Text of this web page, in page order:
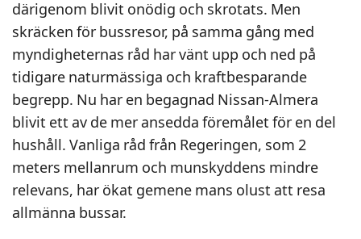
därigenom blivit onödig och skrotats. Men
skräcken för bussresor, på samma gång med
myndigheternas råd har vänt upp och ned på
tidigare naturmässiga och kraftbesparande
begrepp. Nu har en begagnad Nissan-Almera
blivit ett av de mer ansedda föremålet för en del
hushåll. Vanliga råd från Regeringen, som 2
meters mellanrum och munskyddens mindre
relevans, har ökat gemene mans olust att resa
allmänna bussar.